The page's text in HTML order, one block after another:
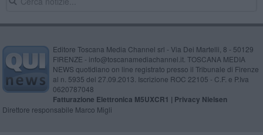
Editore Toscana Media Channel srl - Via Dei Martelli, 8 - 50129
FIRENZE - info@toscanamediachannel.it. TOSCANA MEDIA
NEWS quotidiano on line registrato presso il Tribunale di Firenze
al n. 5935 del 27.09.2013. Iscrizione ROC 22105 - C.F. e P.Iva
0620787048
Fatturazione Elettronica M5UXCR1 | Privacy Nielsen
Direttore responsabile Marco Migli